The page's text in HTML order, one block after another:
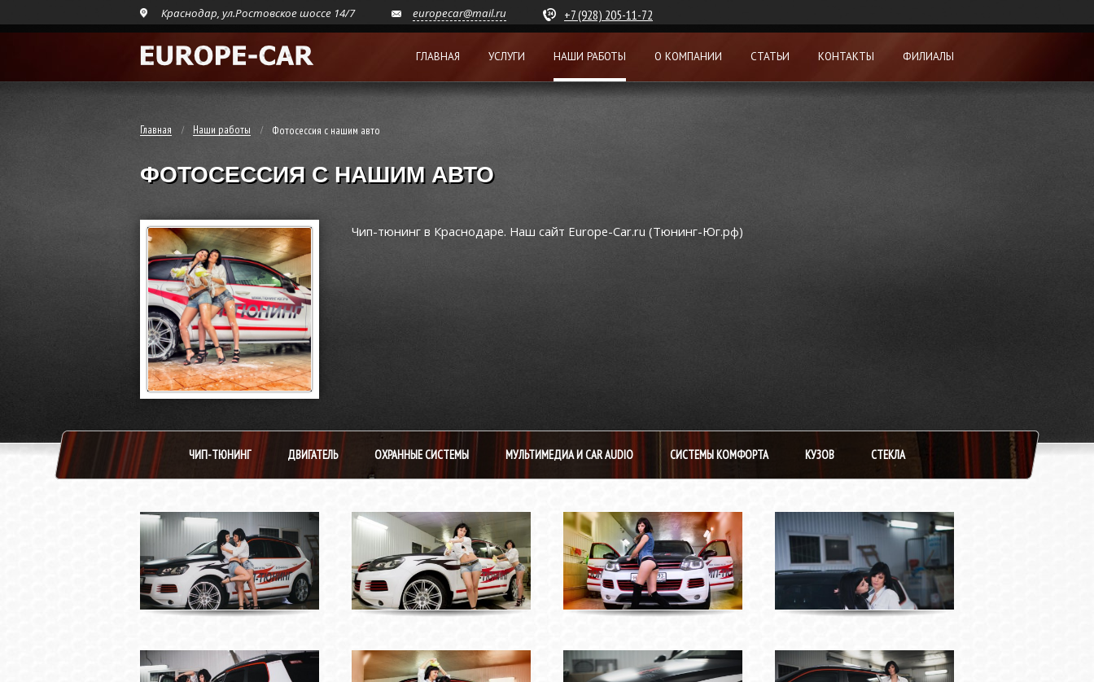
Краснодар, ул.Ростовское шоссе 14/7 europecar@mail.ru +7 (928) 205-11-72
ГЛАВНАЯ УСЛУГИ НАШИ РАБОТЫ О КОМПАНИИ СТАТЬИ КОНТАКТЫ ФИЛИАЛЫ
Главная Наши работы Фотосессия с нашим авто
ФОТОСЕССИЯ С НАШИМ АВТО
Чип-тюнинг в Краснодаре. Наш сайт Europe-Car.ru (Тюнинг-Юг.рф)
ЧИП-ТЮНИНГ ДВИГАТЕЛЬ ОХРАННЫЕ СИСТЕМЫ МУЛЬТИМЕДИА И CAR AUDIO СИСТЕМЫ КОМФОРТА КУЗОВ СТЕКЛА